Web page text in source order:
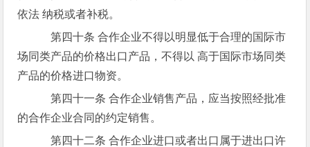
依法 纳税或者补税。
第四十条 合作企业不得以明显低于合理的国际市
场同类产品的价格出口产品，不得以 高于国际市场同类
产品的价格进口物资。
第四十一条 合作企业销售产品，应当按照经批准
的合作企业合同的约定销售。
第四十二条 合作企业进口或者出口属于进出口许